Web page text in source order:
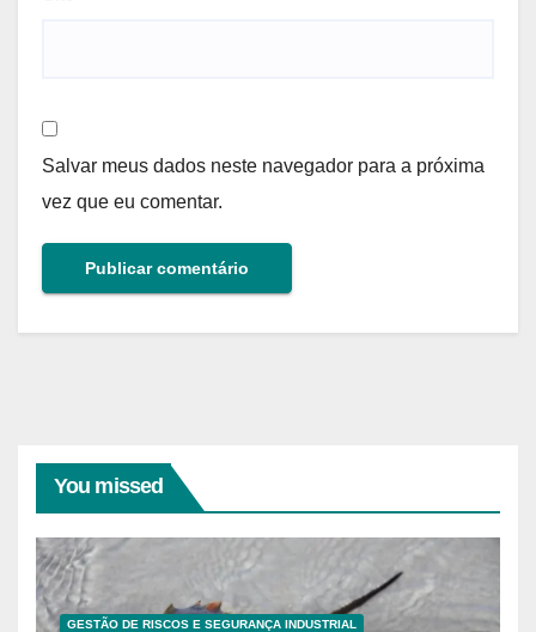
Salvar meus dados neste navegador para a próxima
vez que eu comentar.
You missed
GESTÃO DE RISCOS E SEGURANÇA INDUSTRIAL